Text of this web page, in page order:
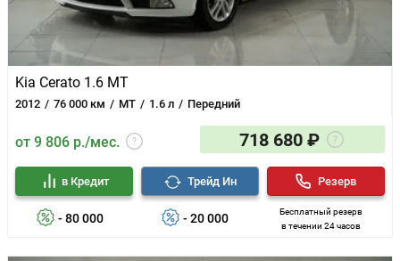
Kia Cerato 1.6 MT
2012 76 000 км MT 1.6 л Передний
от 9 806 р./мес. 718 680 ₽
- 80 000
в Кредит
- 20 000
Трейд Ин
Бесплатный резерв
в течении 24 часов
Резерв